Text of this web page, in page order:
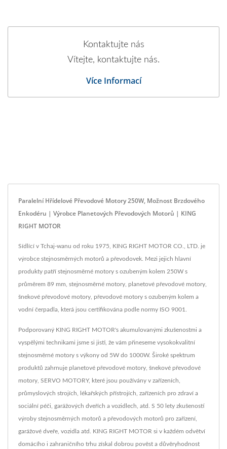
Kontaktujte nás
Vítejte, kontaktujte nás.
Více Informací
Paralelní Hřídelové Převodové Motory 250W, Možnost Brzdového
Enkodéru | Výrobce Planetových Převodových Motorů | KING
RIGHT MOTOR
Sídlící v Tchaj-wanu od roku 1975, KING RIGHT MOTOR CO., LTD. je
výrobce stejnosměrných motorů a převodovek. Mezi jejich hlavní
produkty patří stejnosměrné motory s ozubeným kolem 250W s
průměrem 89 mm, stejnosměrné motory, planetové převodové motory,
šnekové převodové motory, převodové motory s ozubeným kolem a
vodní čerpadla, která jsou certifikována podle normy ISO 9001.
Podporovaný KING RIGHT MOTOR's akumulovanými zkušenostmi a
vyspělými technikami jsme si jisti, že vám přineseme vysokokvalitní
stejnosměrné motory s výkony od 5W do 1000W. Široké spektrum
produktů zahrnuje planetové převodové motory, šnekové převodové
motory, SERVO MOTORY, které jsou používány v zařízeních,
průmyslových strojích, lékařských přístrojích, zařízeních pro zdraví a
sociální péči, garážových dveřích a vozidlech, atd. S 50 lety zkušeností
výroby stejnosměrných motorů a převodových motorů pro zařízení,
garážové dveře, vozidla atd. KING RIGHT MOTOR si v každém odvětví
domácího i zahraničního trhu získal dobrou pověst a důvěryhodnost